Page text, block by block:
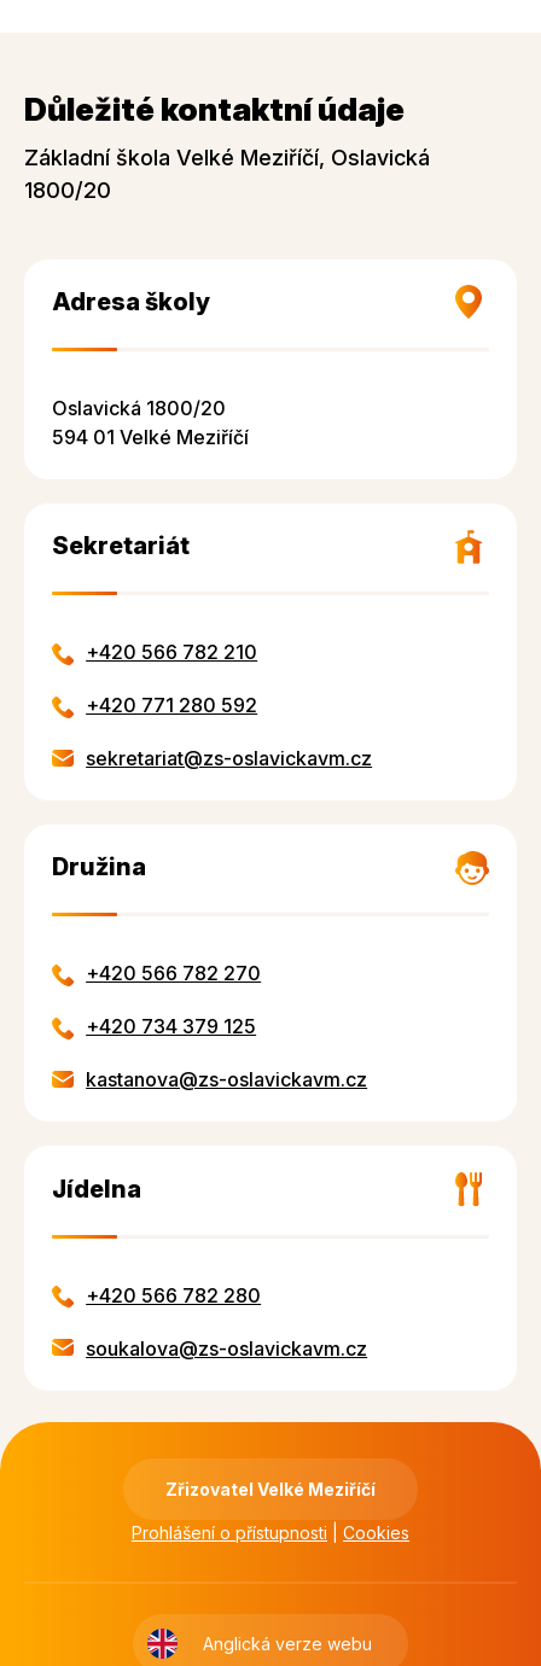
Důležité kontaktní údaje
Základní škola Velké Meziříčí, Oslavická
1800/20
Adresa školy
Oslavická 1800/20
594 01 Velké Meziříčí
Sekretariát
+420 566 782 210
+420 771 280 592
sekretariat@zs-oslavickavm.cz
Družina
+420 566 782 270
+420 734 379 125
kastanova@zs-oslavickavm.cz
Jídelna
+420 566 782 280
soukalova@zs-oslavickavm.cz
Zřizovatel Velké Meziříčí
Prohlášení o přístupnosti Cookies
Anglická verze webu